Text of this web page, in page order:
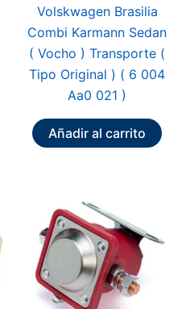
Volskwagen Brasilia
Combi Karmann Sedan
( Vocho ) Transporte (
Tipo Original ) ( 6 004
Aa0 021 )
Añadir al carrito